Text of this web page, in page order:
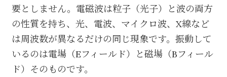
要としません。電磁波は粒子（光子）と波の両方
の性質を持ち、光、電波、マイクロ波、X線など
は周波数が異なるだけの同じ現象です。振動して
いるのは電場（Eフィールド）と磁場（Bフィール
ド）そのものです。